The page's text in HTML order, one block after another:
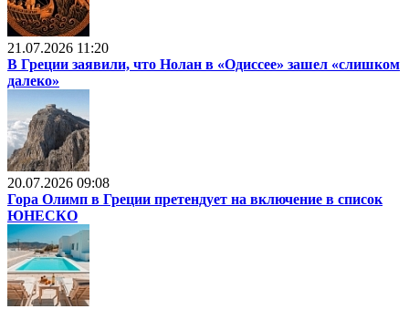
21.07.2026 11:20
В Греции заявили, что Нолан в «Одиссее» зашел «слишком
далеко»
20.07.2026 09:08
Гора Олимп в Греции претендует на включение в список
ЮНЕСКО